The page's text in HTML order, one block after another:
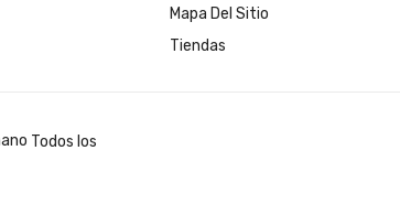
Mapa Del Sitio
Tiendas
Todos los